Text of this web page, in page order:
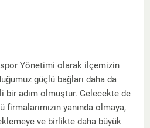
Yönetimi olarak ilçemizin
güçlü bağları daha da
bir adım olmuştur. Gelecekte de
yanında olmaya,
ve birlikte daha büyük